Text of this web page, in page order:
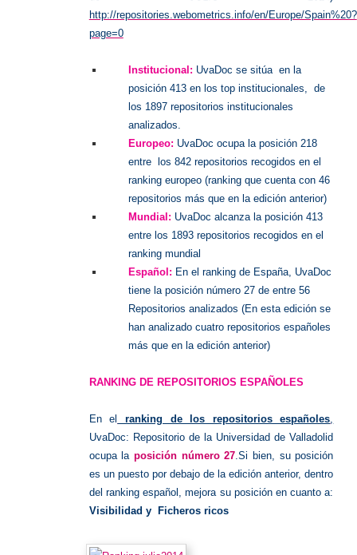
http://repositories.webometrics.info/en/Europe/Spain%20?
page=0
Institucional: UvaDoc se sitúa en la
posición 413 en los top institucionales, de
los 1897 repositorios institucionales
analizados.
Europeo: UvaDoc ocupa la posición 218
entre los 842 repositorios recogidos en el
ranking europeo (ranking que cuenta con 46
repositorios más que en la edición anterior)
Mundial: UvaDoc alcanza la posición 413
entre los 1893 repositorios recogidos en el
ranking mundial
Español: En el ranking de España, UvaDoc
tiene la posición número 27 de entre 56
Repositorios analizados (En esta edición se
han analizado cuatro repositorios españoles
más que en la edición anterior)
RANKING DE REPOSITORIOS ESPAÑOLES
En el ranking de los repositorios españoles,
UvaDoc: Repositorio de la Universidad de Valladolid
ocupa laposición número 27.Si bien, su posición
es un puesto por debajo de la edición anterior, dentro
del ranking español, mejora su posición en cuanto a:
Visibilidad y Ficheros ricos